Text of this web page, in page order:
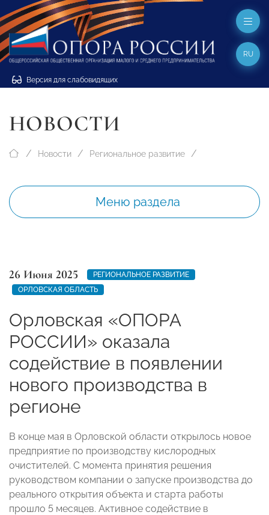
Версия для слабовидящих
RU
НОВОСТИ
Новости Региональное развитие
Меню раздела
26 Июня 2025
РЕГИОНАЛЬНОЕ РАЗВИТИЕ
ОРЛОВСКАЯ ОБЛАСТЬ
Орловская «ОПОРА
РОССИИ» оказала
содействие в появлении
нового производства в
регионе
В конце мая в Орловской области открылось новое
предприятие по производству кислородных
очистителей. С момента принятия решения
руководством компании о запуске производства до
реального открытия объекта и старта работы
прошло 5 месяцев. Активное содействие в